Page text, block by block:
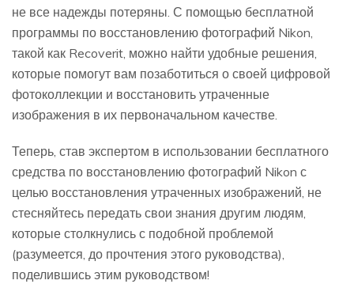
не все надежды потеряны. С помощью бесплатной
программы по восстановлению фотографий Nikon,
такой как Recoverit, можно найти удобные решения,
которые помогут вам позаботиться о своей цифровой
фотоколлекции и восстановить утраченные
изображения в их первоначальном качестве.
Теперь, став экспертом в использовании бесплатного
средства по восстановлению фотографий Nikon с
целью восстановления утраченных изображений, не
стесняйтесь передать свои знания другим людям,
которые столкнулись с подобной проблемой
(разумеется, до прочтения этого руководства),
поделившись этим руководством!